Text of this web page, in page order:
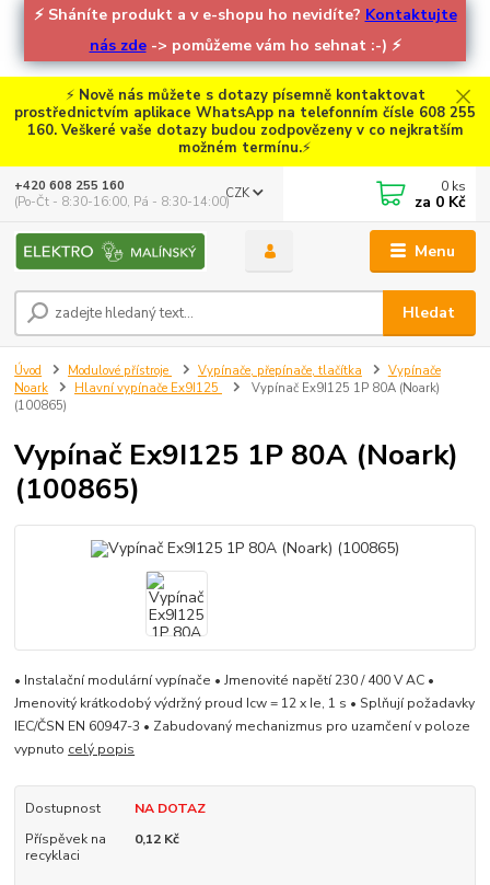
⚡ Sháníte produkt a v e-shopu ho nevidíte? Kontaktujte
nás zde-> pomůžeme vám ho sehnat :-) ⚡
⚡ Nově nás můžete s dotazy písemně kontaktovat
prostřednictvím aplikace WhatsApp na telefonním čísle 608 255
160. Veškeré vaše dotazy budou zodpovězeny v co nejkratším
možném termínu.⚡
Menu
CZK
Hledat
+420 608 255 160
(Po-Čt - 8:30-16:00, Pá - 8:30-14:00)
0 ks
za 0 Kč
Úvod Modulové přístroje Vypínače, přepínače, tlačítka
Vypínače
Noark
Hlavní vypínače Ex9I125
Vypínač Ex9I125 1P 80A (Noark)
(100865)
Vypínač Ex9I125 1P 80A (Noark)
(100865)
• Instalační modulární vypínače • Jmenovité napětí 230 / 400 V AC •
Jmenovitý krátkodobý výdržný proud Icw = 12 x Ie, 1 s • Splňují požadavky
IEC/ČSN EN 60947-3 • Zabudovaný mechanizmus pro uzamčení v poloze
vypnuto celý popis
Dostupnost
NA DOTAZ
Příspěvek na
recyklaci
0,12 Kč